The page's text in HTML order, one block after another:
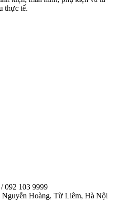
thực tế.
/ 092 103 9999
Nguyễn Hoàng, Từ Liêm, Hà Nội